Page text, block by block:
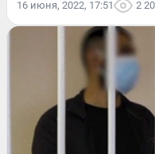
16 июня, 2022, 17:51 2